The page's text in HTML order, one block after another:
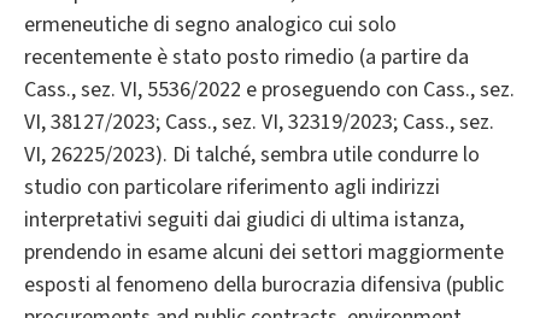
ermeneutiche di segno analogico cui solo
recentemente è stato posto rimedio (a partire da
Cass., sez. VI, 5536/2022 e proseguendo con Cass., sez.
VI, 38127/2023; Cass., sez. VI, 32319/2023; Cass., sez.
VI, 26225/2023). Di talché, sembra utile condurre lo
studio con particolare riferimento agli indirizzi
interpretativi seguiti dai giudici di ultima istanza,
prendendo in esame alcuni dei settori maggiormente
esposti al fenomeno della burocrazia difensiva (public